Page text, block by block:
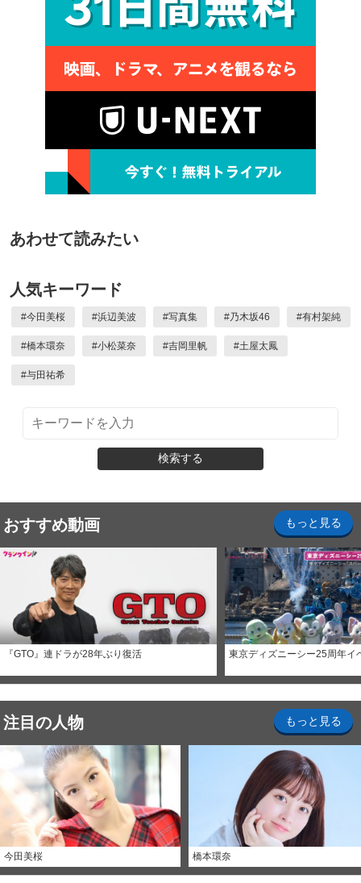
あわせて読みたい
人気キーワード
#今田美桜 #浜辺美波 #写真集 #乃木坂46 #有村架純
#橋本環奈 #小松菜奈 #吉岡里帆 #土屋太鳳
#与田祐希
検索する
おすすめ動画 もっと見る
『GTO』連ドラが28年ぶり復活 東京ディズニーシー25周年イ
注目の人物 もっと見る
今田美桜 橋本環奈